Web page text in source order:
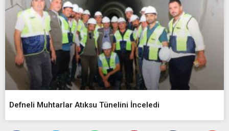
Defneli Muhtarlar Atıksu Tünelini İnceledi